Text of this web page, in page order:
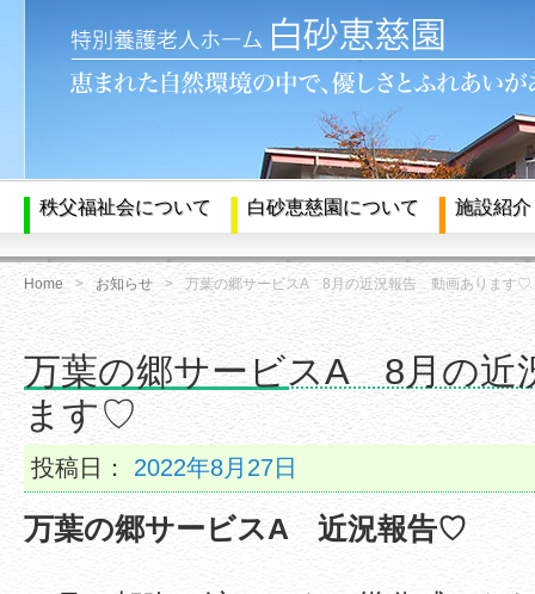
秩父福祉会について 白砂恵慈園について 施設紹介
Home お知らせ 万葉の郷サービスA 8月の近況報告 動画あります♡
万葉の郷サービスA 8月の
ます♡
投稿日： 2022年8月27日
万葉の郷サービスA 近況報告♡